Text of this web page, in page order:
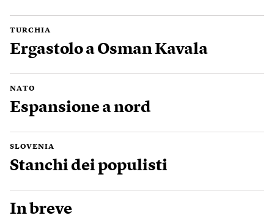
TURCHIA
Ergastolo a Osman Kavala
NATO
Espansione a nord
SLOVENIA
Stanchi dei populisti
In breve